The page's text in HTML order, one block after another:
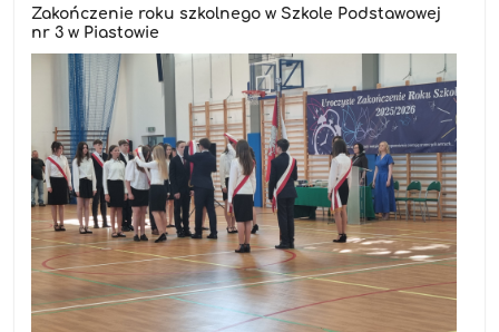
Zakończenie roku szkolnego w Szkole Podstawowej
nr 3 w Piastowie